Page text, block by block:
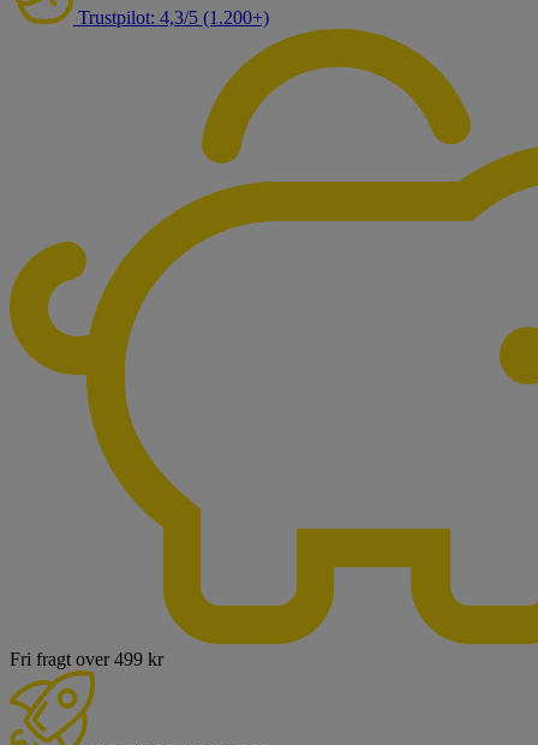
Trustpilot: 4,3/5 (1.200+)
Fri fragt over 499 kr